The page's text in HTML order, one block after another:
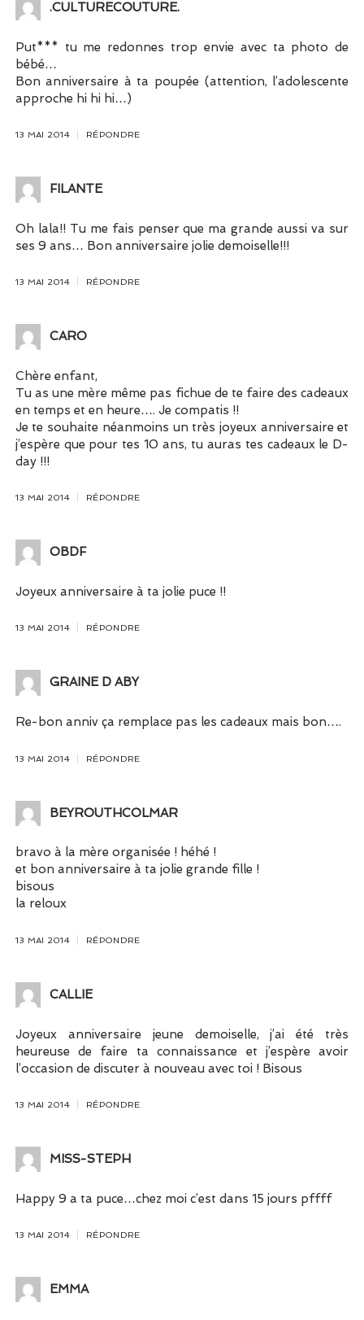
.CULTURECOUTURE.
Put*** tu me redonnes trop envie avec ta photo de
bébé…
Bon anniversaire à ta poupée (attention, l’adolescente
approche hi hi hi…)
13 MAI 2014 RÉPONDRE
FILANTE
Oh lala!! Tu me fais penser que ma grande aussi va sur
ses 9 ans… Bon anniversaire jolie demoiselle!!!
13 MAI 2014 RÉPONDRE
CARO
Chère enfant,
Tu as une mère même pas fichue de te faire des cadeaux
en temps et en heure…. Je compatis !!
Je te souhaite néanmoins un très joyeux anniversaire et
j’espère que pour tes 10 ans, tu auras tes cadeaux le D-
day !!!
13 MAI 2014 RÉPONDRE
OBDF
Joyeux anniversaire à ta jolie puce !!
13 MAI 2014 RÉPONDRE
GRAINE D ABY
Re-bon anniv ça remplace pas les cadeaux mais bon….
13 MAI 2014 RÉPONDRE
BEYROUTHCOLMAR
bravo à la mère organisée ! héhé !
et bon anniversaire à ta jolie grande fille !
bisous
la reloux
13 MAI 2014 RÉPONDRE
CALLIE
Joyeux anniversaire jeune demoiselle, j’ai été très
heureuse de faire ta connaissance et j’espère avoir
l’occasion de discuter à nouveau avec toi ! Bisous
13 MAI 2014 RÉPONDRE
MISS-STEPH
Happy 9 a ta puce…chez moi c’est dans 15 jours pffff
13 MAI 2014 RÉPONDRE
EMMA